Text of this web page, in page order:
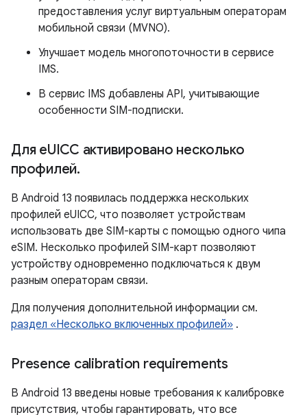
предоставления услуг виртуальным операторам
мобильной связи (MVNO).
Улучшает модель многопоточности в сервисе
IMS.
В сервис IMS добавлены API, учитывающие
особенности SIM-подписки.
Для eUICC активировано несколько
профилей.
В Android 13 появилась поддержка нескольких
профилей eUICC, что позволяет устройствам
использовать две SIM-карты с помощью одного чипа
eSIM. Несколько профилей SIM-карт позволяют
устройству одновременно подключаться к двум
разным операторам связи.
Для получения дополнительной информации см.
раздел «Несколько включенных профилей» .
Presence calibration requirements
В Android 13 введены новые требования к калибровке
присутствия, чтобы гарантировать, что все